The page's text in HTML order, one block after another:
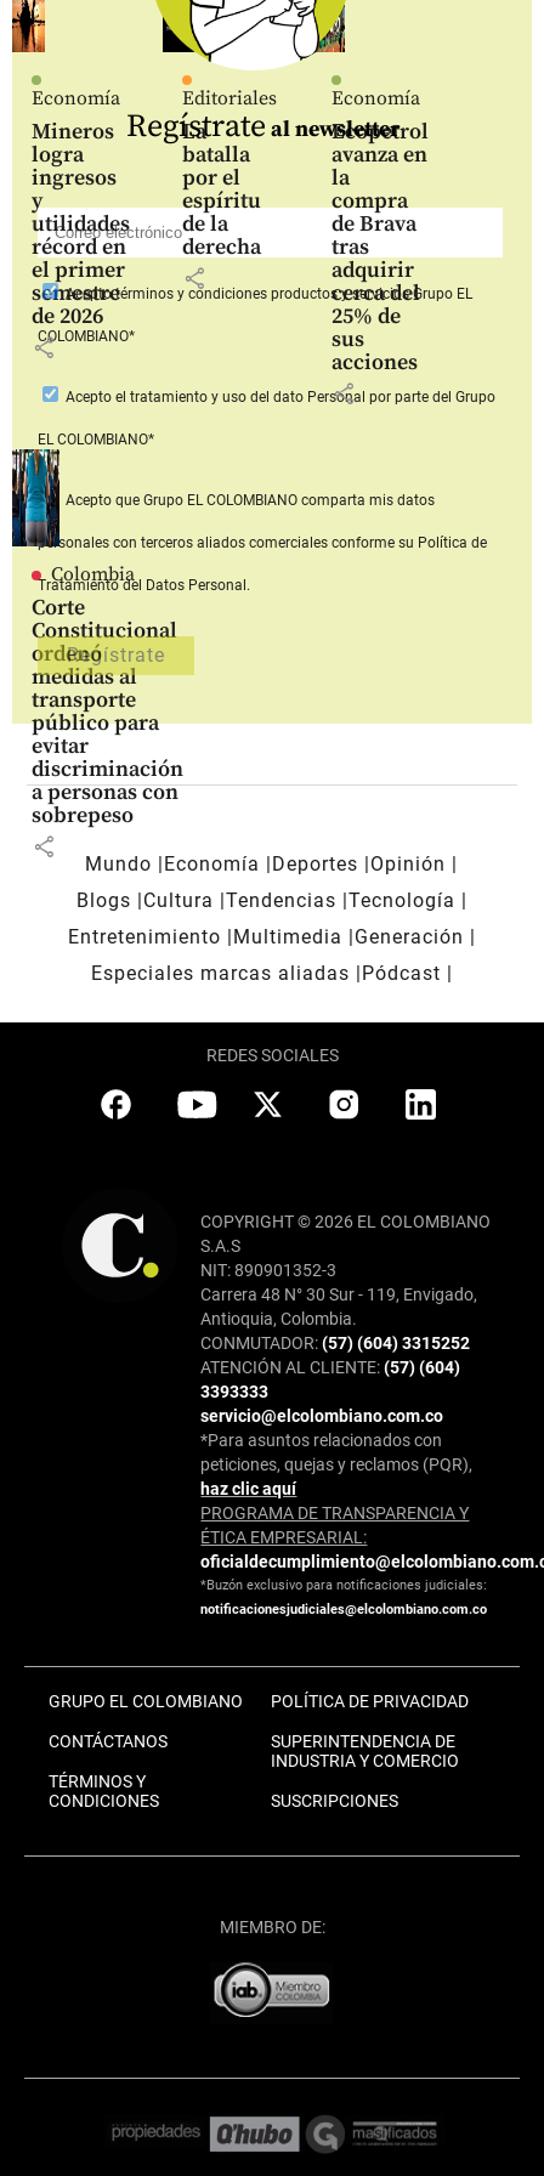
Economía
Mineros
logra
ingresos
y
utilidades
récord en
el primer
semestre
de 2026
share
Editoriales
La
batalla
por el
espíritu
de la
derecha
share
Economía
Ecopetrol
avanza en
la
compra
de Brava
tras
adquirir
cerca del
25% de
sus
acciones
share
Colombia
Corte
Constitucional
ordenó
medidas al
transporte
público para
evitar
discriminación
a personas con
sobrepeso
share
Regístrate al newsletter
Aceptotérminos y condiciones productos y serviciosGrupo EL
COLOMBIANO*
Acepto el tratamiento y uso del dato Personal por parte del Grupo
EL COLOMBIANO*
Acepto que Grupo EL COLOMBIANOcomparta mis datos
personales con terceros aliados comerciales conforme su Política de
Tratamiento del Datos Personal.
Mundo Economía Deportes
Opinión
Blogs
Cultura Tendencias Tecnología
Entretenimiento
Multimedia
Generación
Especiales marcas aliadas
Pódcast
REDES SOCIALES
COPYRIGHT © 2026 EL COLOMBIANO
S.A.S
NIT: 890901352-3
Carrera 48 N° 30 Sur - 119, Envigado,
Antioquia, Colombia.
CONMUTADOR:(57) (604) 3315252
ATENCIÓN AL CLIENTE:(57) (604)
3393333
servicio@elcolombiano.com.co
*Para asuntos relacionados con
peticiones, quejas y reclamos (PQR),
haz clic aquí
PROGRAMA DE TRANSPARENCIA Y
ÉTICA EMPRESARIAL:
*Buzón exclusivo para notificaciones judiciales:
notificacionesjudiciales@elcolombiano.com.co
GRUPO EL COLOMBIANO
CONTÁCTANOS
TÉRMINOS Y
CONDICIONES
POLÍTICA DE PRIVACIDAD
SUPERINTENDENCIA DE
INDUSTRIA Y COMERCIO
SUSCRIPCIONES
MIEMBRO DE: